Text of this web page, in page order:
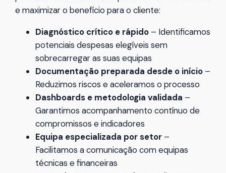
e maximizar o benefício para o cliente:
Diagnóstico crítico e rápido– Identificamos
potenciais despesas elegíveis sem
sobrecarregar as suas equipas
Documentação preparada desde o início–
Reduzimos riscos e aceleramos o processo
Dashboards e metodologia validada –
Garantimos acompanhamento contínuo de
compromissos e indicadores
Equipa especializada por setor–
Facilitamos a comunicação com equipas
técnicas e financeiras